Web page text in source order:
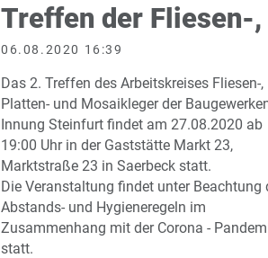
Treffen der Fliesen-
06.08.2020 16:39
Das 2. Treffen des Arbeitskreises Fliesen-,
Platten- und Mosaikleger der
Innung Steinfurt findet am 27.08.2020 ab
19:00 Uhr in der Gaststätte Markt 23,
Marktstraße 23 in Saerbeck statt.
Die Veranstaltung findet unter Beachtung
Abstands- und Hygieneregeln im
Zusammenhang mit der Corona -
statt.